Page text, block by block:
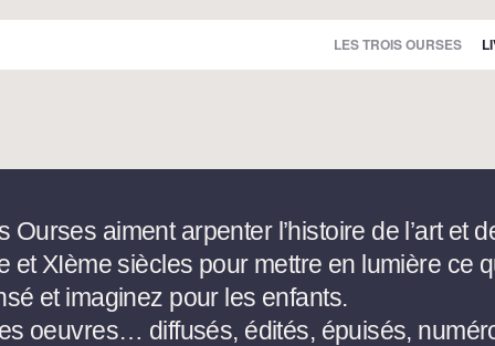
LES TROIS OURSES
aiment arpenter l’histoire de l’art et
et XIème siècles pour mettre en lumière ce
et imaginez pour les enfants.
oeuvres… diffusés, édités, épuisés,